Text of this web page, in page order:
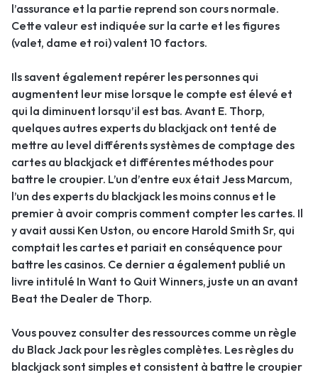
l’assurance et la partie reprend son cours normale.
Cette valeur est indiquée sur la carte et les figures
(valet, dame et roi) valent 10 factors.
Ils savent également repérer les personnes qui
augmentent leur mise lorsque le compte est élevé et
qui la diminuent lorsqu’il est bas. Avant E. Thorp,
quelques autres experts du blackjack ont tenté de
mettre au level différents systèmes de comptage des
cartes au blackjack et différentes méthodes pour
battre le croupier. L’un d’entre eux était Jess Marcum,
l’un des experts du blackjack les moins connus et le
premier à avoir compris comment compter les cartes. Il
y avait aussi Ken Uston, ou encore Harold Smith Sr, qui
comptait les cartes et pariait en conséquence pour
battre les casinos. Ce dernier a également publié un
livre intitulé In Want to Quit Winners, juste un an avant
Beat the Dealer de Thorp.
Vous pouvez consulter des ressources comme un règle
du Black Jack pour les règles complètes. Les règles du
blackjack sont simples et consistent à battre le croupier